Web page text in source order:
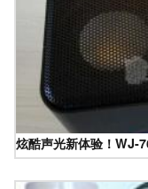
炫酷声光新体验！WJ-